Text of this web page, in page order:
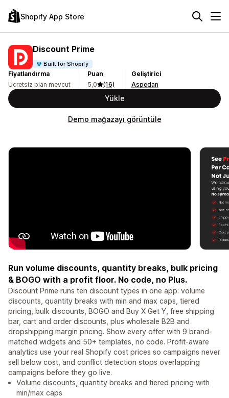
Shopify App Store
Discount Prime
Built for Shopify
Fiyatlandırma
Ücretsiz plan mevcut
Puan
5,0
(16)
Geliştirici
Aspedan
Yükle
Demo mağazayı görüntüle
Run volume discounts, quantity breaks, bulk pricing
& BOGO with a profit floor. No code, no Plus.
Discount Prime runs ten discount types in one app: volume
discounts, quantity breaks with min and max caps, tiered
pricing, bulk discounts, BOGO and Buy X Get Y, free shipping
bar, cart and order discounts, plus wholesale B2B and
dropshipping margin pricing. Show every offer with 9 brand-
matched widgets and 50+ templates, no code. Profit-aware
analytics use your real Shopify cost prices so campaigns never
sell below cost, and conflict detection stops overlapping
campaigns before they go live.
Volume discounts, quantity breaks and tiered pricing with
min/max caps